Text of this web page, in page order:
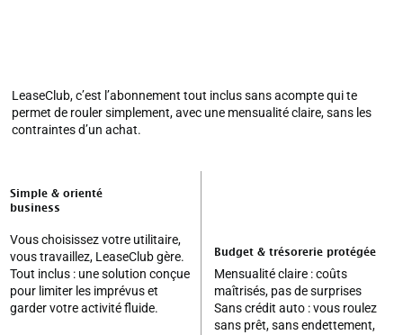
LeaseClub, c’est l’abonnement tout inclus sans acompte qui te
permet de rouler simplement, avec une mensualité claire, sans les
contraintes d’un achat.
Simple & orienté
business
Vous choisissez votre utilitaire,
vous travaillez, LeaseClub gère.
Tout inclus : une solution conçue
pour limiter les imprévus et
garder votre activité fluide.
Budget & trésorerie protégée
Mensualité claire : coûts
maîtrisés, pas de surprises
Sans crédit auto : vous roulez
sans prêt, sans endettement,